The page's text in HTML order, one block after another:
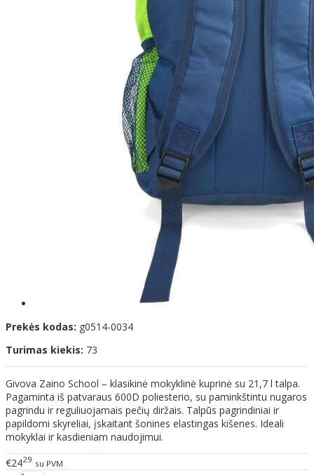
Prekės kodas: g0514-0034
Turimas kiekis: 73
Givova Zaino School – klasikinė mokyklinė kuprinė su 21,7 l talpa.
Pagaminta iš patvaraus 600D poliesterio, su paminkštintu nugaros
pagrindu ir reguliuojamais pečių diržais. Talpūs pagrindiniai ir
papildomi skyreliai, įskaitant šonines elastingas kišenes. Ideali
mokyklai ir kasdieniam naudojimui.
€2429 su PVM